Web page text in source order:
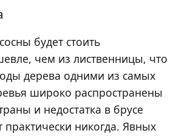
будет стоить
чем из лиственницы, что
дерева одними из самых
широко распространены
и недостатка в брусе
практически никогда. Явных